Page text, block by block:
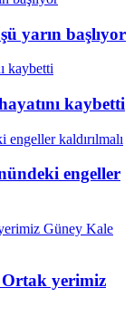
yarın başlıyor
kaybetti
engeller
yerimiz